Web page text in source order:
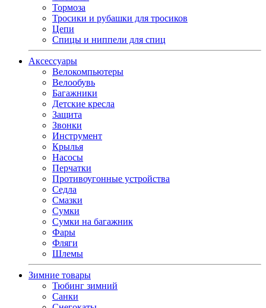
Тормоза
Тросики и рубашки для тросиков
Цепи
Спицы и ниппели для спиц
Аксессуары
Велокомпьютеры
Велообувь
Багажники
Детские кресла
Защита
Звонки
Инструмент
Крылья
Насосы
Перчатки
Противоугонные устройства
Седла
Смазки
Сумки
Сумки на багажник
Фары
Фляги
Шлемы
Зимние товары
Тюбинг зимний
Санки